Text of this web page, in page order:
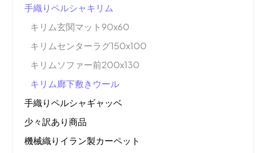
手織りペルシャキリム
キリム玄関マット90x60
キリムセンターラグ150x100
キリムソファー前200x130
キリム廊下敷きウール
手織りペルシャギャッベ
少々訳あり商品
機械織りイラン製カーペット